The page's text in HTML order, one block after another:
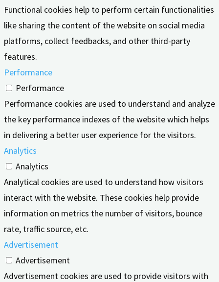
Functional cookies help to perform certain functionalities
like sharing the content of the website on social media
platforms, collect feedbacks, and other third-party
features.
Performance
Performance
Performance cookies are used to understand and analyze
the key performance indexes of the website which helps
in delivering a better user experience for the visitors.
Analytics
Analytics
Analytical cookies are used to understand how visitors
interact with the website. These cookies help provide
information on metrics the number of visitors, bounce
rate, traffic source, etc.
Advertisement
Advertisement
Advertisement cookies are used to provide visitors with